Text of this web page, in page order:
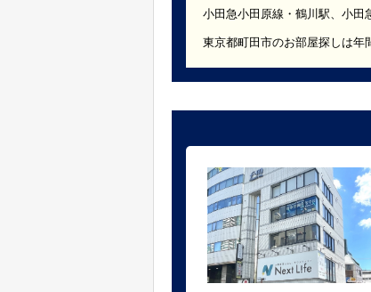
小田急小田原線・鶴川駅、小田
東京都町田市のお部屋探しは年